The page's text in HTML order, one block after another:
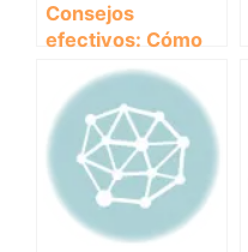
Consejos
efectivos: Cómo
eliminar el mal
aliento en perros